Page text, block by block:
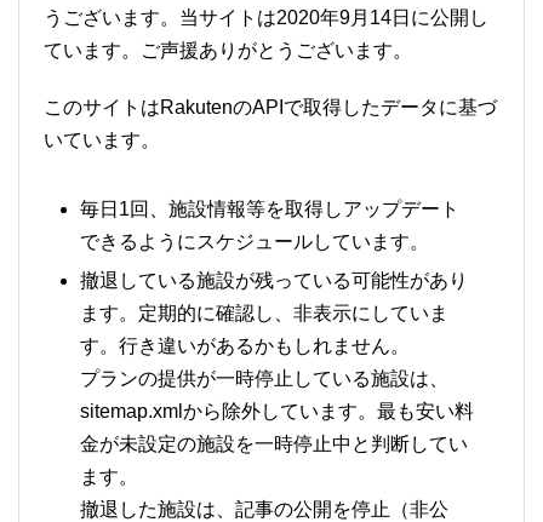
うございます。当サイトは2020年9月14日に公開し
ています。ご声援ありがとうございます。
このサイトはRakutenのAPIで取得したデータに基づ
いています。
毎日1回、施設情報等を取得しアップデート
できるようにスケジュールしています。
撤退している施設が残っている可能性があり
ます。定期的に確認し、非表示にしていま
す。行き違いがあるかもしれません。
プランの提供が一時停止している施設は、
sitemap.xmlから除外しています。最も安い料
金が未設定の施設を一時停止中と判断してい
ます。
撤退した施設は、記事の公開を停止（非公